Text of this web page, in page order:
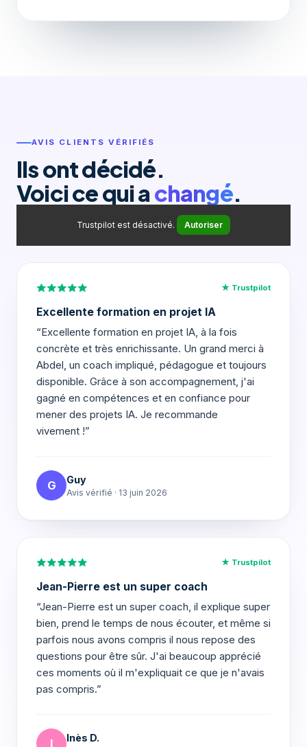
AVIS CLIENTS VÉRIFIÉS
Ils ont décidé.
Voici ce qui achangé.
Trustpilot est désactivé. Autoriser
★ Trustpilot
Excellente formation en projet IA
“Excellente formation en projet IA, à la fois
concrète et très enrichissante. Un grand merci à
Abdel, un coach impliqué, pédagogue et toujours
disponible. Grâce à son accompagnement, j'ai
gagné en compétences et en confiance pour
mener des projets IA. Je recommande
vivement !”
G Guy
Avis vérifié · 13 juin 2026
★ Trustpilot
Jean-Pierre est un super coach
“Jean-Pierre est un super coach, il explique super
bien, prend le temps de nous écouter, et même si
parfois nous avons compris il nous repose des
questions pour être sûr. J'ai beaucoup apprécié
ces moments où il m'expliquait ce que je n'avais
pas compris.”
I Inès D.